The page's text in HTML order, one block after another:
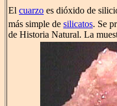
El cuarzo es dióxido de
más simple de silicatos. Se
de Historia Natural. La